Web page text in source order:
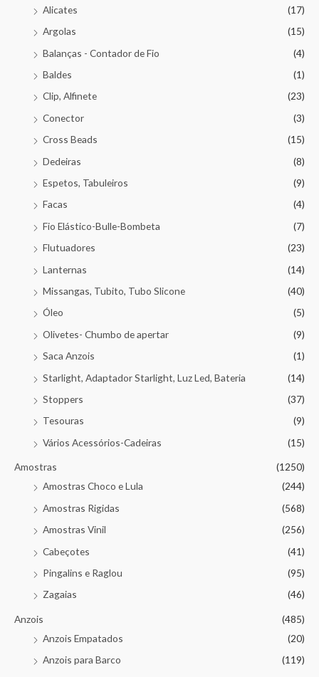
Alicates
(17)
Argolas
(15)
Balanças - Contador de Fio
(4)
Baldes
(1)
Clip, Alfinete
(23)
Conector
(3)
Cross Beads
(15)
Dedeiras
(8)
Espetos, Tabuleiros
(9)
Facas
(4)
Fio Elástico-Bulle-Bombeta
(7)
Flutuadores
(23)
Lanternas
(14)
Missangas, Tubito, Tubo Slicone
(40)
Óleo
(5)
Olivetes- Chumbo de apertar
(9)
Saca Anzois
(1)
Starlight, Adaptador Starlight, Luz Led, Bateria
(14)
Stoppers
(37)
Tesouras
(9)
Vários Acessórios-Cadeiras
(15)
Amostras
(1250)
Amostras Choco e Lula
(244)
Amostras Rigidas
(568)
Amostras Vinil
(256)
Cabeçotes
(41)
Pingalins e Raglou
(95)
Zagaias
(46)
Anzois
(485)
Anzois Empatados
(20)
Anzois para Barco
(119)